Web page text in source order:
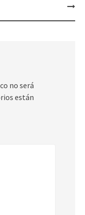
no será
están